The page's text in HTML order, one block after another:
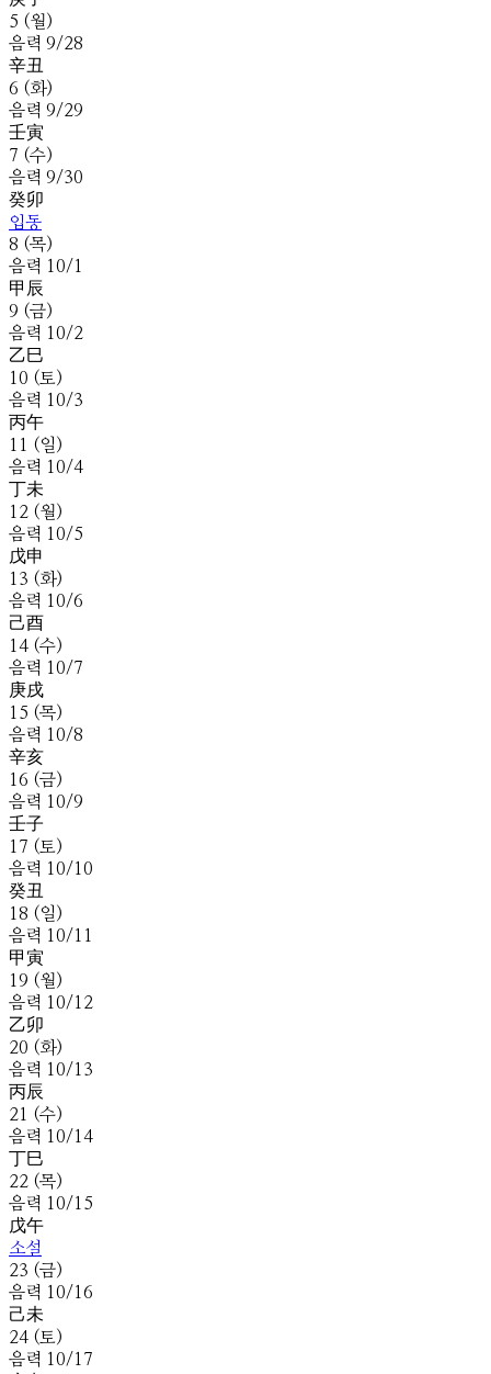
5 (월)
음력 9/28
辛丑
6 (화)
음력 9/29
壬寅
7 (수)
음력 9/30
癸卯
입동
8 (목)
음력 10/1
甲 辰
9 (금)
음력 10/2
乙巳
10 (토)
음력 10/3
丙午
11
(일 )
음력 10/4
丁未
12 (월)
음력 10/5
戊申
13 (화)
음력 10/6
己酉
14 (수)
음력 10/7
庚戌
15 (목)
음력 10/8
辛亥
16 (금)
음력 10/9
壬子
17 (토)
음력 10/10
癸丑
18 (일 )
음력 10/11
甲 寅
19 (월)
음력 10/12
乙卯
20 (화)
음력 10/13
丙辰
21
(수)
음력 10/14
丁巳
22 (목)
음력 10/15
戊午
소설
23 (금)
음력 10/16
己未
24 (토)
음력 10/17